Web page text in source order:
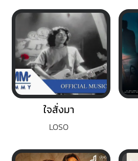
ใจสั่งมา
LOSO